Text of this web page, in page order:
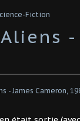
Fiction
-